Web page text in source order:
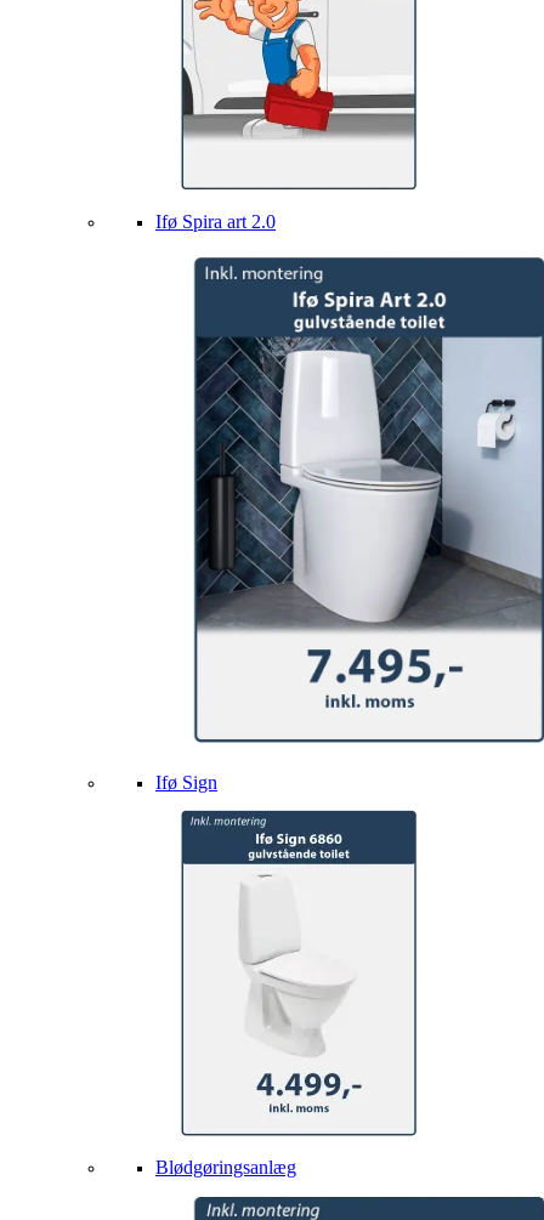
Ifø Spira art 2.0
Ifø Sign
Blødgøringsanlæg